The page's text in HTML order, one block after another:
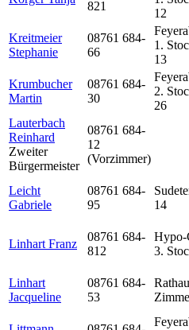
821
12
Kreitmeier
Stephanie
08761 684-
66
1.
13
Krumbucher
Martin
08761 684-
30
2.
26
Lauterbach
Reinhard
Zweiter
Bürgermeister
08761 684-
12
(Vorzimmer)
Leicht
Gabriele
08761 684-
95
14
Linhart Franz
08761 684-
812
Hypo-
3.
Linhart
Jacqueline
08761 684-
53